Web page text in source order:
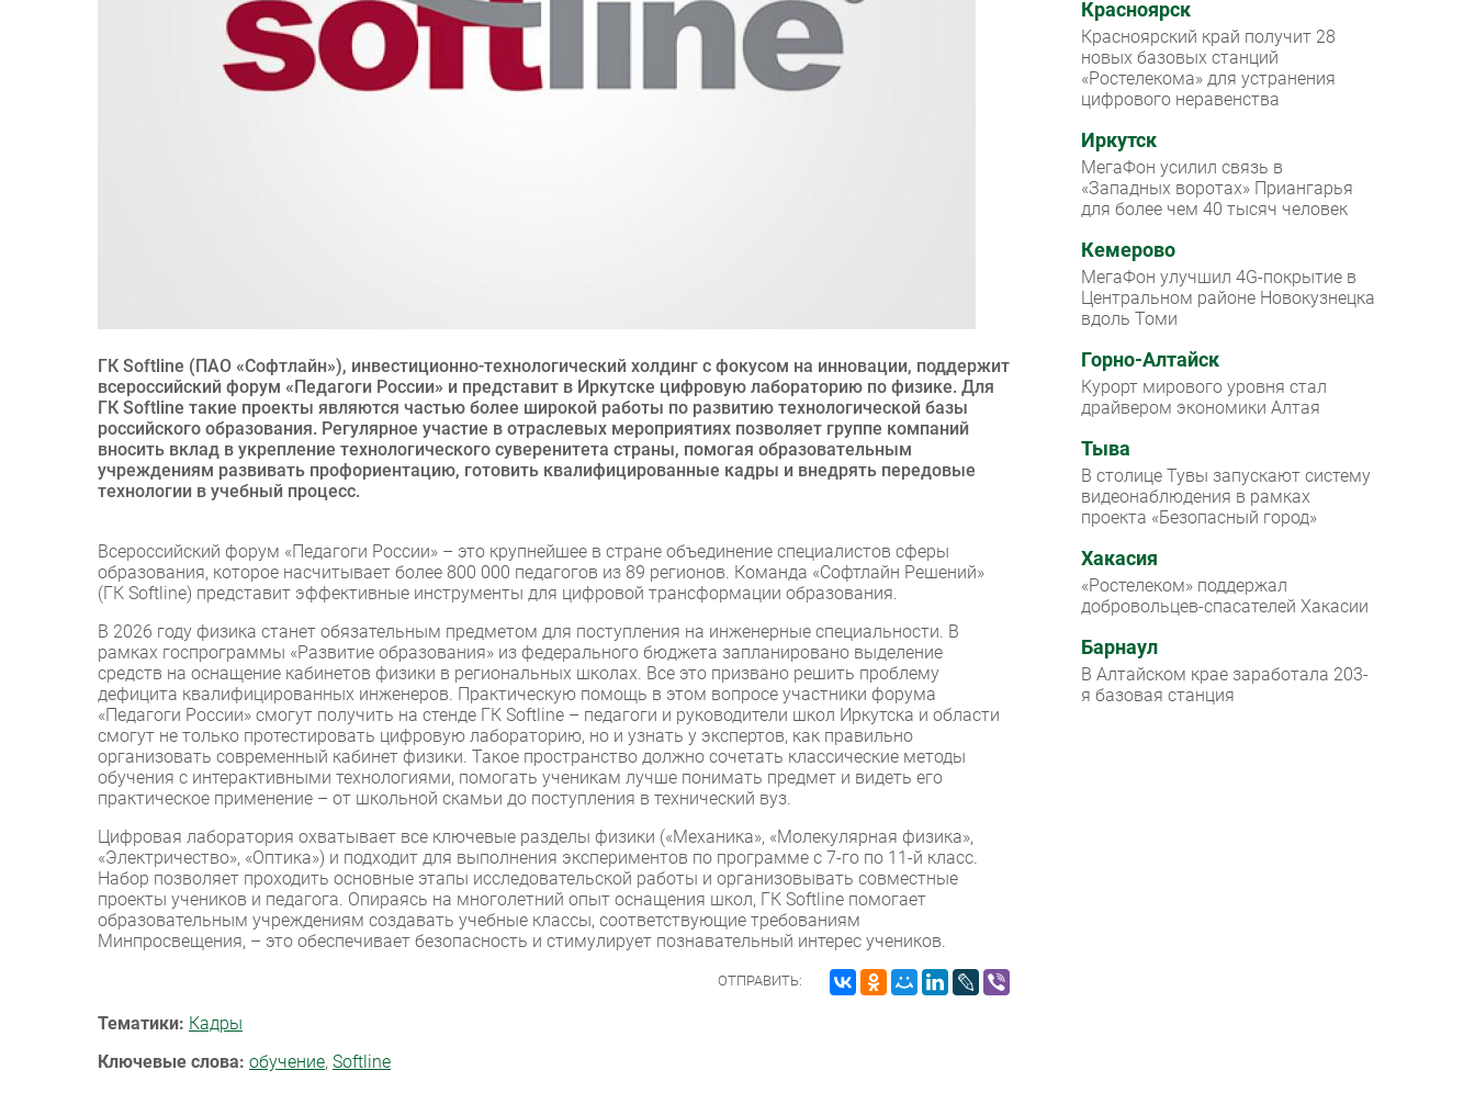
ГК Softline (ПАО «Софтлайн»), инвестиционно-технологический холдинг с фокусом на инновации, поддержит
всероссийский форум «Педагоги России» и представит в Иркутске цифровую лабораторию по физике. Для
ГК Softline такие проекты являются частью более широкой работы по развитию технологической базы
российского образования. Регулярное участие в отраслевых мероприятиях позволяет группе компаний
вносить вклад в укрепление технологического суверенитета страны, помогая образовательным
учреждениям развивать профориентацию, готовить квалифицированные кадры и внедрять передовые
технологии в учебный процесс.
Всероссийский форум «Педагоги России» – это крупнейшее в стране объединение специалистов сферы
образования, которое насчитывает более 800 000 педагогов из 89 регионов. Команда «Софтлайн Решений»
(ГК Softline) представит эффективные инструменты для цифровой трансформации образования.
В 2026 году физика станет обязательным предметом для поступления на инженерные специальности. В
рамках госпрограммы «Развитие образования» из федерального бюджета запланировано выделение
средств на оснащение кабинетов физики в региональных школах. Все это призвано решить проблему
дефицита квалифицированных инженеров. Практическую помощь в этом вопросе участники форума
«Педагоги России» смогут получить на стенде ГК Softline – педагоги и руководители школ Иркутска и области
смогут не только протестировать цифровую лабораторию, но и узнать у экспертов, как правильно
организовать современный кабинет физики. Такое пространство должно сочетать классические методы
обучения с интерактивными технологиями, помогать ученикам лучше понимать предмет и видеть его
практическое применение – от школьной скамьи до поступления в технический вуз.
Цифровая лаборатория охватывает все ключевые разделы физики («Механика», «Молекулярная физика»,
«Электричество», «Оптика») и подходит для выполнения экспериментов по программе с 7-го по 11-й класс.
Набор позволяет проходить основные этапы исследовательской работы и организовывать совместные
проекты учеников и педагога. Опираясь на многолетний опыт оснащения школ, ГК Softline помогает
образовательным учреждениям создавать учебные классы, соответствующие требованиям
Минпросвещения, – это обеспечивает безопасность и стимулирует познавательный интерес учеников.
ОТПРАВИТЬ:
Тематики: Кадры
Ключевые слова: обучение, Softline
Красноярск
Красноярский край получит 28
новых базовых станций
«Ростелекома» для устранения
цифрового неравенства
Иркутск
МегаФон усилил связь в
«Западных воротах» Приангарья
для более чем 40 тысяч человек
Кемерово
МегаФон улучшил 4G-покрытие в
Центральном районе Новокузнецка
вдоль Томи
Горно-Алтайск
Курорт мирового уровня стал
драйвером экономики Алтая
Тыва
В столице Тувы запускают систему
видеонаблюдения в рамках
проекта «Безопасный город»
Хакасия
«Ростелеком» поддержал
добровольцев-спасателей Хакасии
Барнаул
В Алтайском крае заработала 203-
я базовая станция